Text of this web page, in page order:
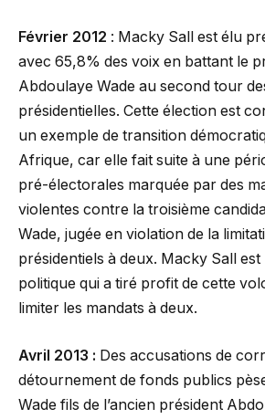
Février 2012 : Macky Sall est élu
avec 65,8% des voix en battant le
Abdoulaye Wade au second tour
présidentielles. Cette élection est
un exemple de transition
Afrique, car elle fait suite à une
pré-électorales marquée par des
violentes contre la troisième
Wade, jugée en violation de la
présidentiels à deux. Macky Sall
politique qui a tiré profit de cette
limiter les mandats à deux.
Avril 2013 : Des accusations de
détournement de fonds publics
Wade fils de l’ancien président